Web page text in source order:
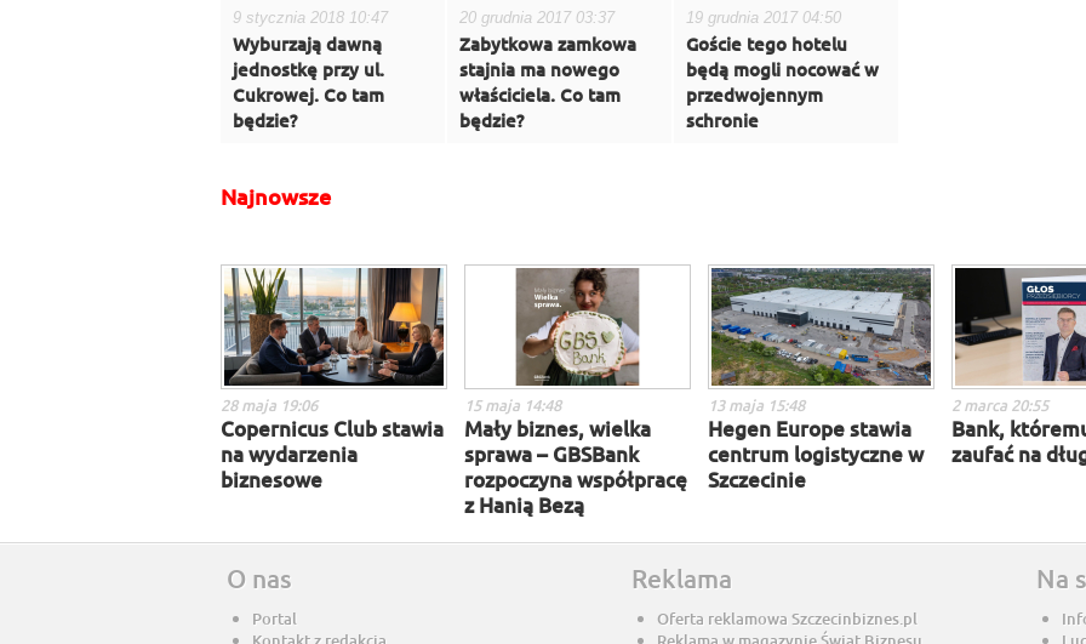
9 stycznia 2018 10:47
Wyburzają dawną
jednostkę przy ul.
Cukrowej. Co tam
będzie?
20 grudnia 2017 03:37
Zabytkowa zamkowa
stajnia ma nowego
właściciela. Co tam
będzie?
19 grudnia 2017 04:50
Goście tego hotelu
będą mogli nocować w
przedwojennym
schronie
Najnowsze
28 maja 19:06
Copernicus Club stawia
na wydarzenia
biznesowe
15 maja 14:48
Mały biznes, wielka
sprawa – GBSBank
rozpoczyna współpracę
z Hanią Bezą
13 maja 15:48
Hegen Europe stawia
centrum logistyczne w
Szczecinie
2 marca 20:55
Bank,
zaufać na
O nas
Portal
Reklama
Oferta reklamowa Szczecinbiznes.pl
Na